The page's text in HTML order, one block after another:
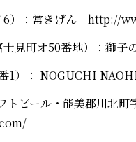
6）：常きげん http://
見町オ50番地）：獅子
1）： NOGUCHI
ビール・能美郡川北町